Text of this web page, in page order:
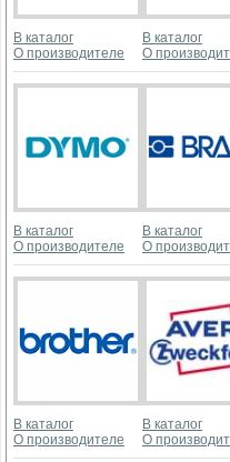
В каталог
О производителе
В каталог
О
В каталог
О производителе
В каталог
О
В каталог
О производителе
В каталог
О